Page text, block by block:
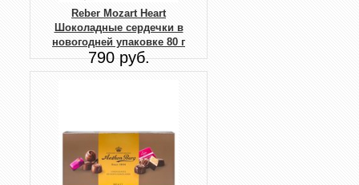
Reber Mozart Heart
Шоколадные сердечки в
новогодней упаковке 80 г
790 руб.